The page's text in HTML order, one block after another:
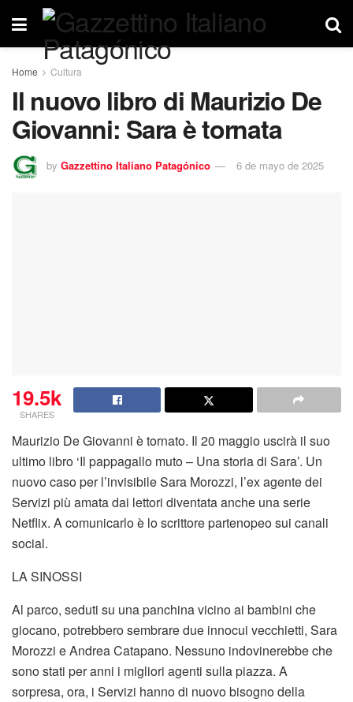
Home Cultura
Il nuovo libro di Maurizio De
Giovanni: Sara è tornata
by Gazzettino Italiano Patagónico 6 de mayo de 2025
19.5k
SHARES
Maurizio De Giovanni è tornato. Il 20 maggio uscirà il suo
ultimo libro ‘Il pappagallo muto – Una storia di Sara’. Un
nuovo caso per l’invisibile Sara Morozzi, l’ex agente dei
Servizi più amata dai lettori diventata anche una serie
Netflix. A comunicarlo è lo scrittore partenopeo sui canali
social.
LA SINOSSI
Al parco, seduti su una panchina vicino ai bambini che
giocano, potrebbero sembrare due innocui vecchietti, Sara
Morozzi e Andrea Catapano. Nessuno indovinerebbe che
sono stati per anni i migliori agenti sulla piazza. A
sorpresa, ora, i Servizi hanno di nuovo bisogno della